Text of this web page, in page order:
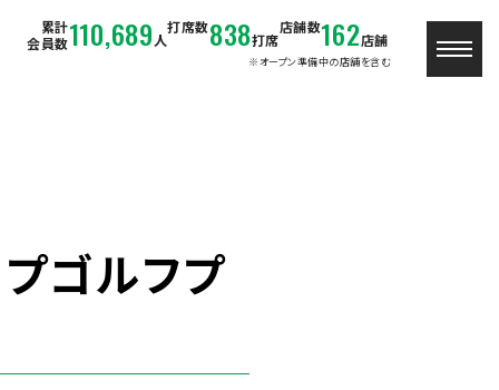
累計
会員数110,689 人
打席数838打席
店舗数162店舗
※オープン準備中の店舗を含む
ゴルフプ